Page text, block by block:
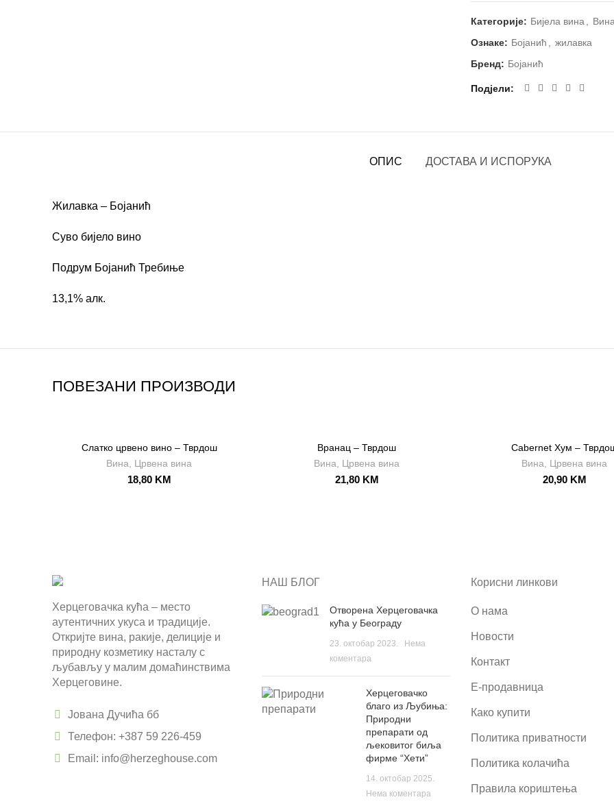
Категорије: Бијела вина
Ознаке: Бојанић
жилавка
Бренд: Бојанић
Подјели
ОПИС ДОСТАВА И ИСПОРУКА
Жилавка – Бојанић
Суво бијело вино
Подрум Бојанић Требиње
13,1% алк.
ПОВЕЗАНИ ПРОИЗВОДИ
Слатко црвено вино – Тврдош
Вина
Црвена вина
18,80 KM
Вранац – Тврдош
Вина
Црвена вина
21,80 KM
Cabernet Хум –
Вина
Црвена вина
20,90 KM
Херцеговачка кућа – место
аутентичних укуса и традиције.
Откријте вина, ракије, делиције и
природну козметику насталу с
љубављу у малим домаћинствима
Херцеговине.
Јована Дучића бб
Телефон: +387 59 226-459
Email: info@herzeghouse.com
НАШ БЛОГ
Отворена Херцеговачка
кућа у Београду
23. октобар 2023.
Нема
коментара
Херцеговачко
благо из Љубиња:
Природни
препарати од
љековитог биља
фирме “Хети”
14. октобар 2025.
Нема коментара
Корисни линкови
О нама
Новости
Контакт
Е-продавница
Како купити
Политика приватности
Политика колачића
Правила кориштења